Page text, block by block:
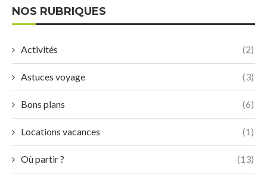
NOS RUBRIQUES
Activités (2)
Astuces voyage (3)
Bons plans (6)
Locations vacances (1)
Où partir ? (13)